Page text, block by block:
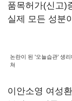
품목허가(신고)
실제 모든 성분
논란이 된 '오늘습관' 생
쳐
이안소영 여성